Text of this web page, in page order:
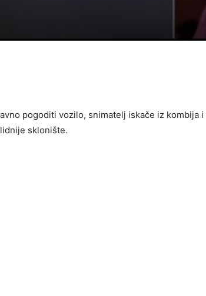
pogoditi vozilo, snimatelj iskače iz kombija
sklonište.